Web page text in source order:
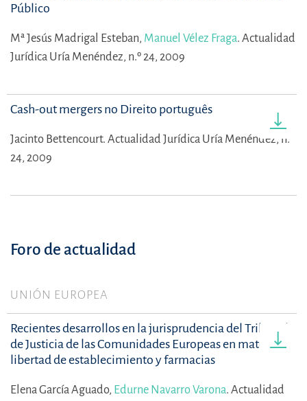
Público
Mª Jesús Madrigal Esteban, Manuel Vélez Fraga. Actualidad
Jurídica Uría Menéndez, n.º 24, 2009
Cash-out mergers no Direito português
Jacinto Bettencourt. Actualidad Jurídica Uría Menéndez, n.º
24, 2009
Foro de actualidad
UNIÓN EUROPEA
Recientes desarrollos en la jurisprudencia del Tribunal
de Justicia de las Comunidades Europeas en materia de
libertad de establecimiento y farmacias
Elena García Aguado, Edurne Navarro Varona. Actualidad